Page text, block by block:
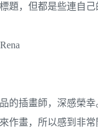
題，但都是些連自
的插畫師，深感榮幸
作畫，所以感到非常